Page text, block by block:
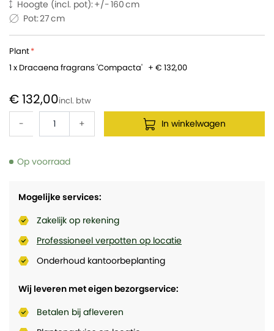
Hoogte (incl. pot):
160
Pot:27
Mogelijke services:
Zakelijk op rekening
Professioneel verpotten op locatie
Onderhoud kantoorbeplanting
Wij leveren met eigen bezorgservice:
Betalen bij afleveren
Op voorraad
Plant
1 x Dracaena fragrans 'Compacta' + € 132,00
€ 132,00
- + In winkelwagen